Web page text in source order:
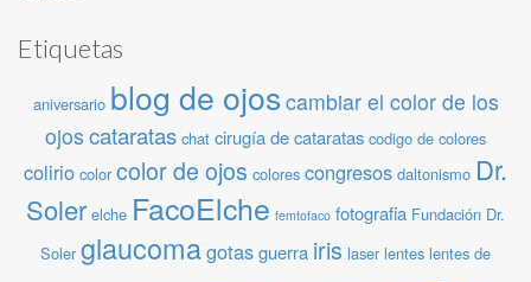
Etiquetas
aniversario blog de ojoscambiar el color de los
ojos cataratas chat cirugía de cataratas codigo de colores
colirio color color de ojos colores congresos daltonismo Dr.
Soler elche FacoElche femtofaco fotografia Fundación Dr.
Soler glaucomagotasguerra iris laser lentes lentes de